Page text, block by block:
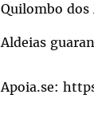
Quilombo dos
Aldeias
Apoia.se: